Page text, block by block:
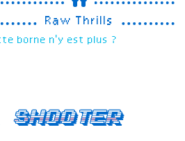
Raw Thrills
borne n'y est plus ?
Shooter